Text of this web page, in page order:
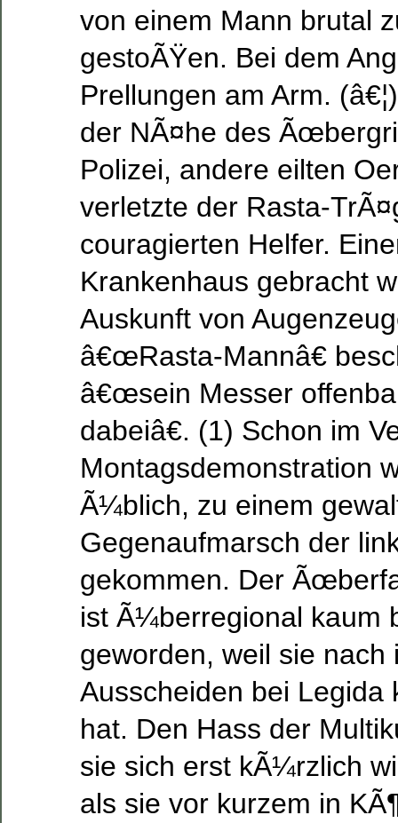
von einem Mann brutal
gestoÃŸen. Bei dem
Prellungen am Arm.
der NÃ¤he des
Polizei, andere eilten
verletzte der Rasta-
couragierten Helfer.
Krankenhaus gebracht
Auskunft von
â€œRasta-Mannâ€
â€œsein Messer
dabeiâ€. (1) Schon im
Montagsdemonstration
Ã¼blich, zu einem
Gegenaufmarsch der
gekommen. Der
ist Ã¼berregional kaum
geworden, weil sie nach
Ausscheiden bei Legida
hat. Den Hass der
sie sich erst kÃ¼rzlich
als sie vor kurzem in